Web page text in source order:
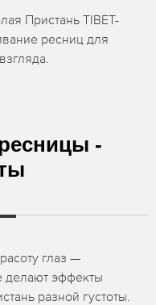
Пристань TIBET-
ресниц для
-
глаз —
делают эффекты
разной густоты.